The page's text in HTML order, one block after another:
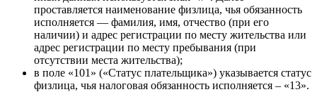
проставляется наименование физлица, чья обязанность
исполняется — фамилия, имя, отчество (при его
наличии) и адрес регистрации по месту жительства или
адрес регистрации по месту пребывания (при
отсутствии места жительства);
в поле «101» («Статус плательщика») указывается статус
физлица, чья налоговая обязанность исполняется – «13».